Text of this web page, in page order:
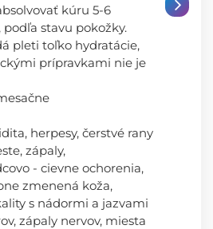
kúru 5-6
podľa stavu pokožky.
pleti toľko hydratácie,
prípravkami nie je
herpesy, čerstvé rany
zápaly,
- cievne ochorenia,
zmenená koža,
s nádormi a jazvami
zápaly nervov, miesta